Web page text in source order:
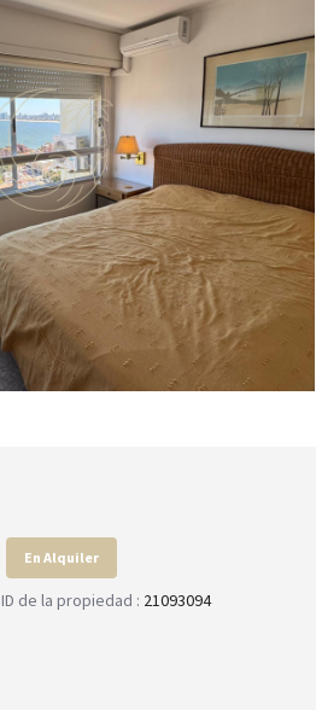
En Alquiler
ID de la propiedad : 21093094